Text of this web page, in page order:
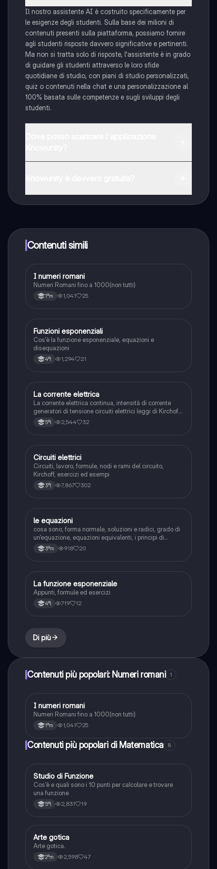
Il nostro assistente AI è costruito specificamente per
le esigenze degli studenti. Sulla base dei milioni di
contenuti presenti sulla piattaforma, possiamo fornire
agli studenti risposte davvero significative e pertinenti.
Ma non si tratta solo di risposte, l'assistente è in grado
di guidare gli studenti attraverso le loro sfide
quotidiane di studio, con piani di studio personalizzati,
quiz o contenuti nella chat e una personalizzazione al
100% basata sulle competenze e sugli sviluppi degli
studenti.
Knowunity Premium, che consente di studiare senza
alcun limite!!
Contenuti simili
IMatematica
I numeri romani
Numeri Romani fino a 1000(non tutti)
1ªm 1,041 25
Matematica
Funzioni esponenziali
Cos'è la funzione esponenziale, equazioni e
disequazioni
4ªl 1,294 21
Fisica
La corrente elettrica
La corrente elettrica continua, intensità di corrente
generatori di tensione circuiti elettrici leggi di Kirchoff
leggi di ohm.
5ªl 2,544 32
Fisica
Circuiti elettrici
Circuiti, lavoro, formule, nodi e rami del circuito,
Kirchoff, esercizi ed esempi
3ªl 7,867 302
Matematica
le equazioni
cosa sono, forma normale, soluzioni e radici, grado di
un'equazione, equazioni equivalenti, i principi di
equivalenza, regole dei principi, passi per risolvere
un'equazione di primo grado, tipi di equazioni +
3ªm 918 20
Matematica
La funzione esponenziale
Appunti, formule ed esercizi
4ªl 719 12
Di più
Contenuti più popolari: Numeri romani 1
IMatematica
I numeri romani
Numeri Romani fino a 1000(non tutti)
1ªm 1,041 25
Contenuti più popolari di Matematica 8
Matematica
Studio di Funzione
Cos'è e quali sono i 10 punti per calcolare e trovare
una funzione
5ªl 2,831 19
ADisegno e rappresentazione grafica
Arte gotica
Arte gotica.
2ªm 2,598 47